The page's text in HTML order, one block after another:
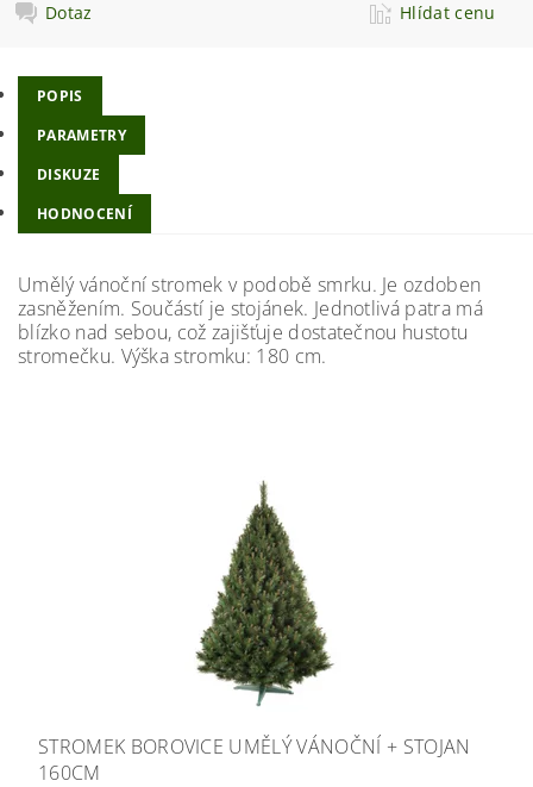
Dotaz
Hlídat cenu
POPIS
PARAMETRY
DISKUZE
HODNOCENÍ
Umělý vánoční stromek v podobě smrku. Je ozdoben
zasněžením. Součástí je stojánek. Jednotlivá patra má
blízko nad sebou, což zajišťuje dostatečnou hustotu
stromečku. Výška stromku: 180 cm.
STROMEK BOROVICE UMĚLÝ VÁNOČNÍ + STOJAN
160CM